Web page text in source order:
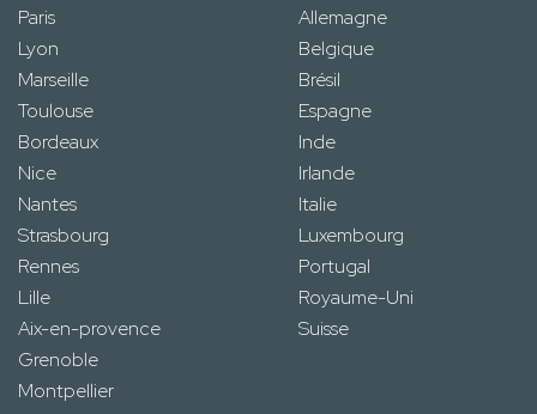
Paris
Lyon
Marseille
Toulouse
Bordeaux
Nice
Nantes
Strasbourg
Rennes
Lille
Aix-en-provence
Grenoble
Montpellier
Allemagne
Belgique
Brésil
Espagne
Inde
Irlande
Italie
Luxembourg
Portugal
Royaume-Uni
Suisse